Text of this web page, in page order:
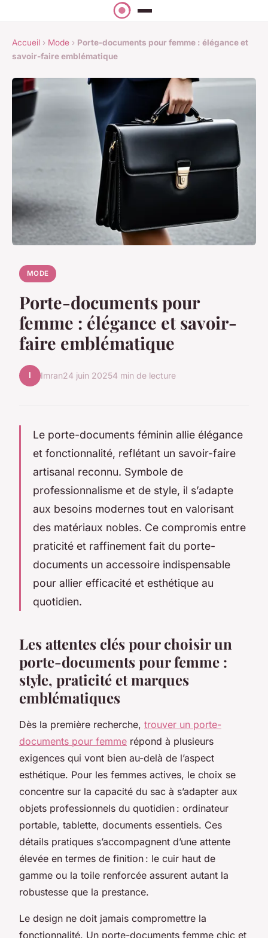
Accueil › Mode › Porte-documents pour femme : élégance et
savoir-faire emblématique
MODE
Porte-documents pour
femme : élégance et savoir-
faire emblématique
I Imran24 juin 20254 min de lecture
Le porte-documents féminin allie élégance
et fonctionnalité, reflétant un savoir-faire
artisanal reconnu. Symbole de
professionnalisme et de style, il s’adapte
aux besoins modernes tout en valorisant
des matériaux nobles. Ce compromis entre
praticité et raffinement fait du porte-
documents un accessoire indispensable
pour allier efficacité et esthétique au
quotidien.
Les attentes clés pour choisir un
porte-documents pour femme :
style, praticité et marques
emblématiques
Dès la première recherche, trouver un porte-
documents pour femme répond à plusieurs
exigences qui vont bien au-delà de l’aspect
esthétique. Pour les femmes actives, le choix se
concentre sur la capacité du sac à s’adapter aux
objets professionnels du quotidien : ordinateur
portable, tablette, documents essentiels. Ces
détails pratiques s’accompagnent d’une attente
élevée en termes de finition : le cuir haut de
gamme ou la toile renforcée assurent autant la
robustesse que la prestance.
Le design ne doit jamais compromettre la
fonctionnalité. Un porte-documents femme chic et